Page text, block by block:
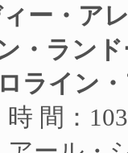
ー・ア
・ラン
ライン
間：